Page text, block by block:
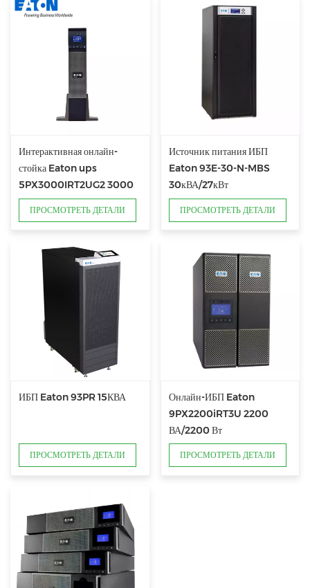
Интерактивная онлайн-
стойка Eaton ups
5PX3000IRT2UG2 3000
ВА/3000 Вт
ПРОСМОТРЕТЬ ДЕТАЛИ
Источник питания ИБП
Eaton 93E-30-N-MBS
30кВА/27кВт
ПРОСМОТРЕТЬ ДЕТАЛИ
ИБП Eaton 93PR 15КВА
ПРОСМОТРЕТЬ ДЕТАЛИ
Онлайн-ИБП Eaton
9PX2200iRT3U 2200
ВА/2200 Вт
ПРОСМОТРЕТЬ ДЕТАЛИ